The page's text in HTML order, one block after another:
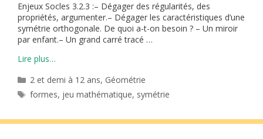
Enjeux Socles 3.2.3 :– Dégager des régularités, des
propriétés, argumenter.– Dégager les caractéristiques d’une
symétrie orthogonale. De quoi a-t-on besoin ? – Un miroir
par enfant.– Un grand carré tracé …
Lire plus…
Catégories
2 et demi à 12 ans, Géométrie
Étiquettes
formes, jeu mathématique, symétrie